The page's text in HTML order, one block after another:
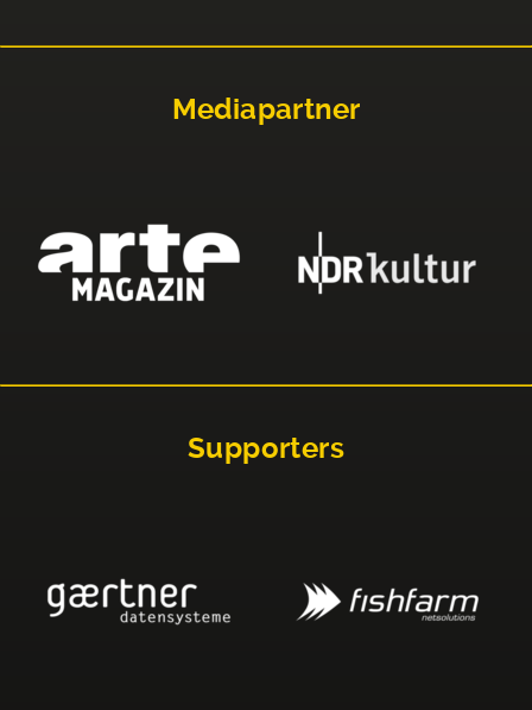
Mediapartner
Supporters